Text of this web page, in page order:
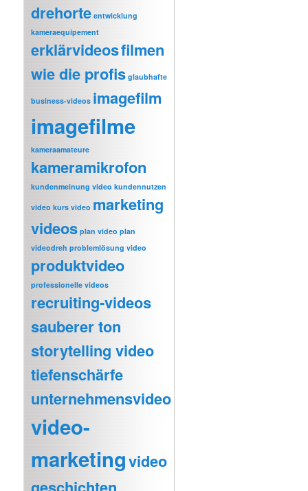
drehorte entwicklung
kameraequipement
erklärvideosfilmen
wie die profis glaubhafte
business-videos imagefilm
imagefilme
kameraamateure
kameramikrofon
kundenmeinung video kundennutzen
video kurs video marketing
videos plan video plan
videodreh problemlösung video
produktvideo
professionelle videos
recruiting-videos
sauberer ton
storytelling video
tiefenschärfe
unternehmensvideo
video-
marketingvideo